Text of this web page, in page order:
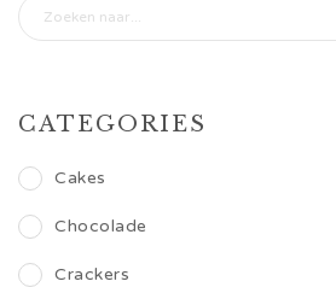
CATEGORIES
Cakes
Chocolade
Crackers